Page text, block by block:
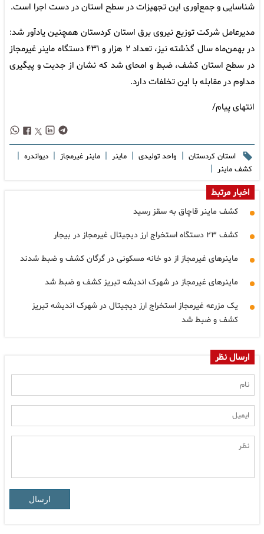
شناسایی و جمع‌آوری این تجهیزات در سطح استان در دست اجرا است.
مدیرعامل شرکت توزیع نیروی برق استان کردستان همچنین یادآور شد:
در بهمن‌ماه سال گذشته نیز، تعداد ۲ هزار و ۴۳۱ دستگاه ماینر غیرمجاز
در سطح استان کشف، ضبط و امحای شد که نشان از جدیت و پیگیری
مداوم در مقابله با این تخلفات دارد.
انتهای پیام/
استان کردستان | واحد تولیدی | ماینر | ماینر غیرمجاز | دیواندره |
کشف ماینر |
اخبار مرتبط
کشف ماینر قاچاق به سقز رسید
کشف ۲۳ دستگاه استخراج ارز دیجیتال غیرمجاز در بیجار
ماینرهای غیرمجاز از دو خانه مسکونی در گرگان کشف و ضبط شدند
ماینرهای غیرمجاز در شهرک اندیشه تبریز کشف و ضبط شد
یک مزرعه غیرمجاز استخراج ارز دیجیتال در شهرک اندیشه تبریز
کشف و ضبط شد
ارسال نظر
ارسال